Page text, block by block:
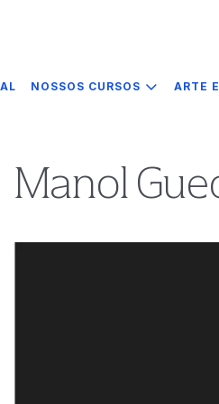
NOSSOS CURSOS ARTE
Manol